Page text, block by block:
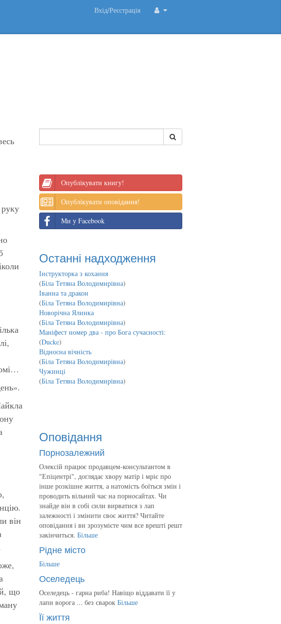
Вхід/Реєстрація
він
що
Опублікувати книгу!
Опублікувати оповідання!
Ми у Facebook
Останні надходження
Інструкторка з кохання
(Біла Тетяна Володимирівна)
Іванна та дракон
(Біла Тетяна Володимирівна)
Новорічна Ялинка
(Біла Тетяна Володимирівна)
Маніфест номер два - про Бога сучасності:
(Ducke)
Відносна вічність
(Біла Тетяна Володимирівна)
Чужинці
(Біла Тетяна Володимирівна)
Оповідання
Порнозалежний
Олексій працює продавцем-консультантом в
"Епіцентрі", доглядає хвору матір і мріє про
інше розкішне життя, а натомість боїться змін і
проводить вільний час на порносайтах. Чи
знайде він в собі сили вирватися з лап
залежності і змінити своє життя? Читайте
оповідання і ви зрозумієте чим все врешті решт
закінчиться. Більше
Рідне місто
Більше
Оселедець
Оселедець - гарна риба! Навіщо віддавати її у
лапи ворога ... без сварок Більше
Її життя